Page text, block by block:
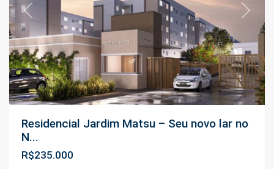
Previous Next
Residencial Jardim Matsu – Seu novo lar no
N...
R$235.000